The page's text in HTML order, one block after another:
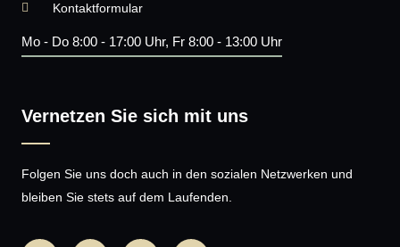
Kontaktformular
Mo - Do 8:00 - 17:00 Uhr, Fr 8:00 - 13:00 Uhr
Vernetzen Sie sich mit uns
Folgen Sie uns doch auch in den sozialen Netzwerken und
bleiben Sie stets auf dem Laufenden.